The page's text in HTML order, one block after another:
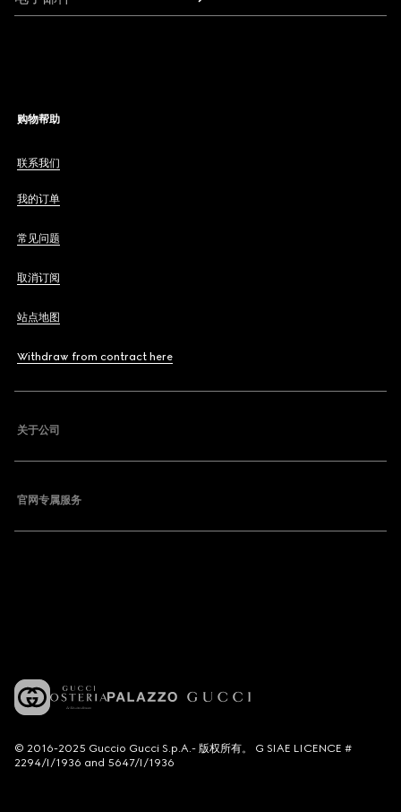
购物帮助
联系我们
我的订单
常见问题
取消订阅
站点地图
Withdraw from contract here
关于公司
官网专属服务
© 2016-2025 Guccio Gucci S.p.A.- 版权所有。 G SIAE LICENCE #
2294/I/1936 and 5647/I/1936